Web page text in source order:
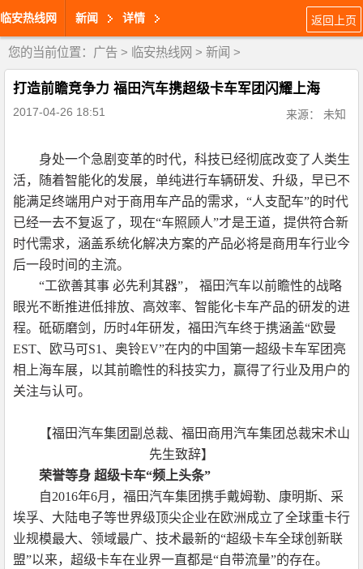
临安热线网 新闻 详情 返回上页
您的当前位置： 广告 > 临安热线网 > 新闻 >
打造前瞻竞争力 福田汽车携超级卡车军团闪耀上海
2017-04-26 18:51 来源： 未知
身处一个急剧变革的时代，科技已经彻底改变了人类生
活，随着智能化的发展，单纯进行车辆研发、升级，早已不
能满足终端用户对于商用车产品的需求，“人支配车”的时代
已经一去不复返了，现在“车照顾人”才是王道，提供符合新
时代需求，涵盖系统化解决方案的产品必将是商用车行业今
后一段时间的主流。
“工欲善其事 必先利其器”， 福田汽车以前瞻性的战略
眼光不断推进低排放、高效率、智能化卡车产品的研发的进
程。砥砺磨剑，历时4年研发，福田汽车终于携涵盖“欧曼
EST、欧马可S1、奥铃EV”在内的中国第一超级卡车军团亮
相上海车展，以其前瞻性的科技实力，赢得了行业及用户的
关注与认可。
【福田汽车集团副总裁、福田商用汽车集团总裁宋术山
先生致辞】
荣誉等身 超级卡车“频上头条”
自2016年6月，福田汽车集团携手戴姆勒、康明斯、采
埃孚、大陆电子等世界级顶尖企业在欧洲成立了全球重卡行
业规模最大、领域最广、技术最新的“超级卡车全球创新联
盟”以来，超级卡车在业界一直都是“自带流量”的存在。